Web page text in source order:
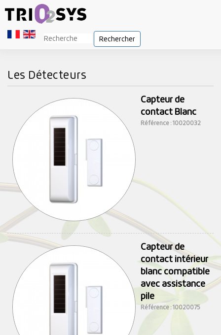
Rechercher
Les Détecteurs
Capteur de
contact Blanc
Référence : 10020032
Capteur de
contact intérieur
blanc compatible
avec assistance
pile
Référence : 10020075